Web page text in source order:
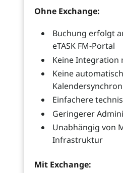
Ohne Exchange:
Buchung erfolgt
eTASK FM-Portal
Keine
Keine
Einfachere
Geringerer
Unabhängig von
Infrastruktur
Mit Exchange: